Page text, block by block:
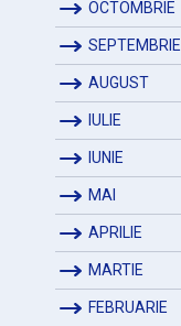
OCTOMBRIE
SEPTEMBRIE
AUGUST
IULIE
IUNIE
MAI
APRILIE
MARTIE
FEBRUARIE